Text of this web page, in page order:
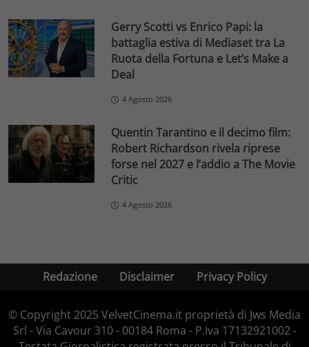
Gerry Scotti vs Enrico Papi: la
battaglia estiva di Mediaset tra La
Ruota della Fortuna e Let’s Make a
Deal
4 Agosto 2026
Quentin Tarantino e il decimo film:
Robert Richardson rivela riprese
forse nel 2027 e l’addio a The Movie
Critic
4 Agosto 2026
Redazione Disclaimer Privacy Policy
© Copyright 2025 VelvetCinema.it proprietà di Jws Media
Srl - Via Cavour 310 - 00184 Roma - P.Iva 17132921002 -